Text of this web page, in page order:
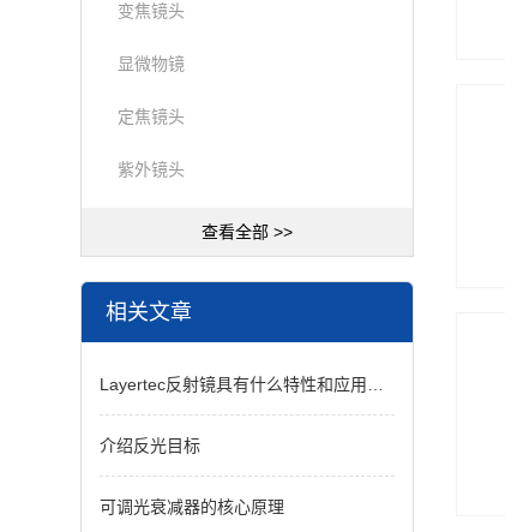
变焦镜头
显微物镜
定焦镜头
紫外镜头
查看全部 >>
相关文章
Layertec反射镜具有什么特性和应用价值
介绍反光目标
可调光衰减器的核心原理